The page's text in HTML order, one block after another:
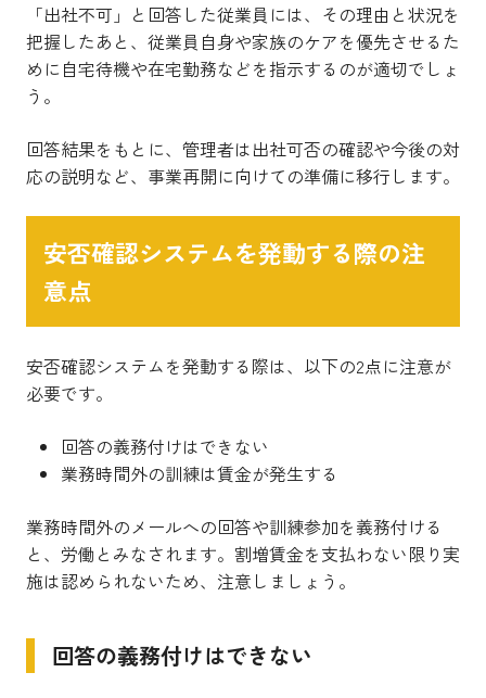
「出社不可」と回答した従業員には、その理由と状況を
把握したあと、従業員自身や家族のケアを優先させるた
めに自宅待機や在宅勤務などを指示するのが適切でしょ
う。
回答結果をもとに、管理者は出社可否の確認や今後の対
応の説明など、事業再開に向けての準備に移行します。
安否確認システムを発動する際の注
意点
安否確認システムを発動する際は、以下の2点に注意が
必要です。
回答の義務付けはできない
業務時間外の訓練は賃金が発生する
業務時間外のメールへの回答や訓練参加を義務付ける
と、労働とみなされます。割増賃金を支払わない限り実
施は認められないため、注意しましょう。
回答の義務付けはできない